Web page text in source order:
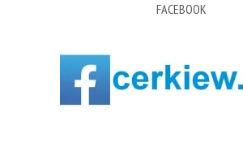
FACEBOOK